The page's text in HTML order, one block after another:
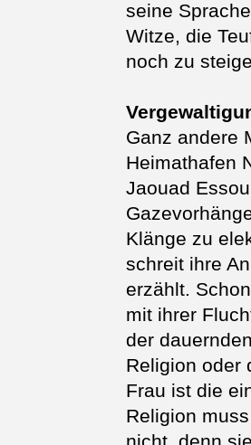
seine
Witze, die
noch zu
Ganz andere
Heimathafen
Jaouad
Klänge zu
schreit ihre
erzählt.
mit ihrer
der
Religion oder
Frau ist die
Religion